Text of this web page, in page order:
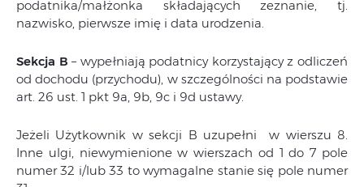
podatnika/małżonka składających zeznanie, tj.
nazwisko, pierwsze imię i data urodzenia.
Sekcja B – wypełniają podatnicy korzystający z odliczeń
od dochodu (przychodu), w szczególności na podstawie
art. 26 ust. 1 pkt 9a, 9b, 9c i 9d ustawy.
Jeżeli Użytkownik w sekcji B uzupełni w wierszu 8.
Inne ulgi, niewymienione w wierszach od 1 do 7 pole
numer 32 i/lub 33 to wymagalne stanie się pole numer